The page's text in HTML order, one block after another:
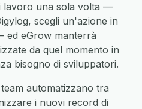
lavoro una sola volta —
scegli un'azione in
ed eGrow manterrà
da quel momento in
bisogno di sviluppatori.
automatizzano tra
i nuovi record di